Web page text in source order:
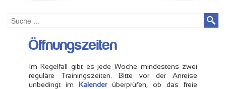
Öffnungszeiten
Im Regelfall gibt es jede Woche mindestens zwei
reguläre Trainingszeiten. Bitte vor der Anreise
unbedingt im Kalenderüberprüfen, ob das freie